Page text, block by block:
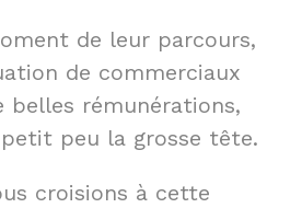
de leur parcours,
de commerciaux
belles rémunérations,
petit peu la grosse tête.
croisions à cette